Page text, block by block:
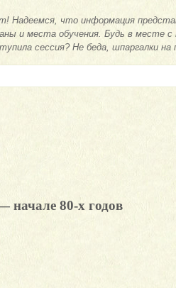
Надеемся, что информация
и места обучения. Будь в месте с
сессия? Не беда, шпаргалки
начале 80-х годов